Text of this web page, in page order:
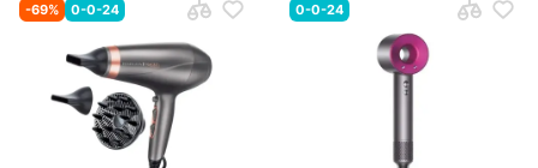
-69% 0-0-24 0-0-24